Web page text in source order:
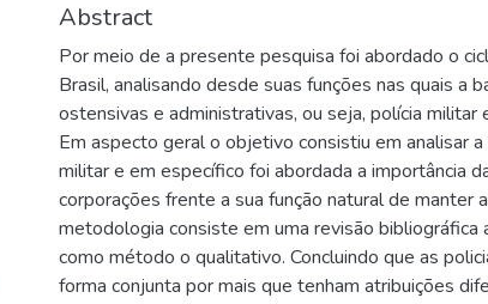
Abstract
Por meio de a presente pesquisa foi abordado o
Brasil, analisando desde suas funções nas quais a
ostensivas e administrativas, ou seja, polícia militar
Em aspecto geral o objetivo consistiu em analisar a
militar e em específico foi abordada a importância
corporações frente a sua função natural de manter
metodologia consiste em uma revisão bibliográfica
como método o qualitativo. Concluindo que as
forma conjunta por mais que tenham atribuições